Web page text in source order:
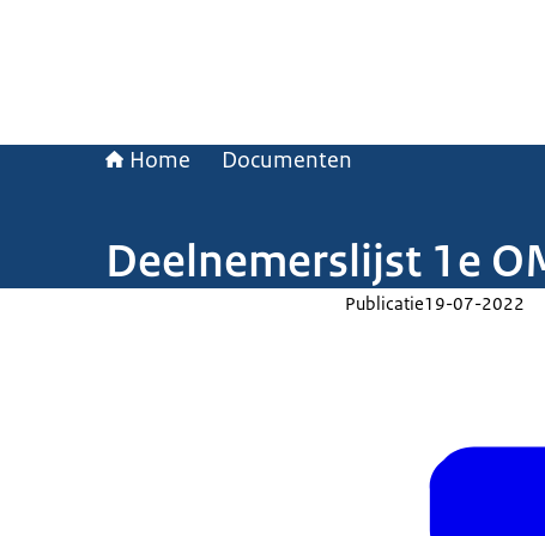
Home Documenten
Deelnemerslijst 1e
Publicatie19-07-2022